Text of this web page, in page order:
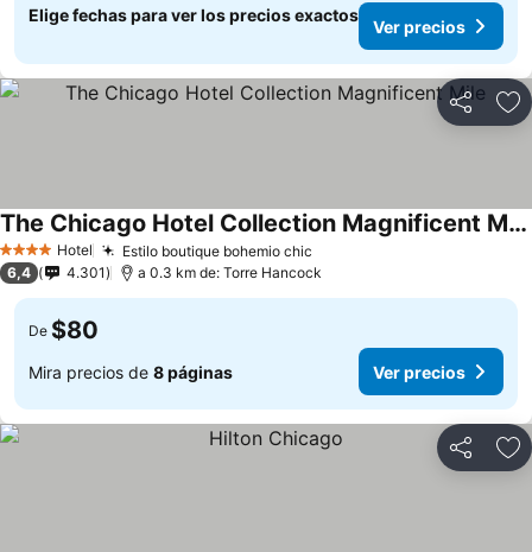
Elige fechas para ver los precios exactos
Ver precios
Compartir
4 EstrellasHotel Estilo boutique bohemio chic
The Chicago Hotel Collection Magnificent Mile
6,4 4.301 a 0.3 km de: Torre Hancock
De $80
Mira precios de 8 páginas Ver precios
Compartir